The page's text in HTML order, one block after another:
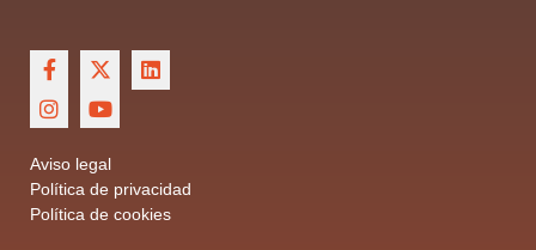
Aviso legal
Política de privacidad
Política de cookies